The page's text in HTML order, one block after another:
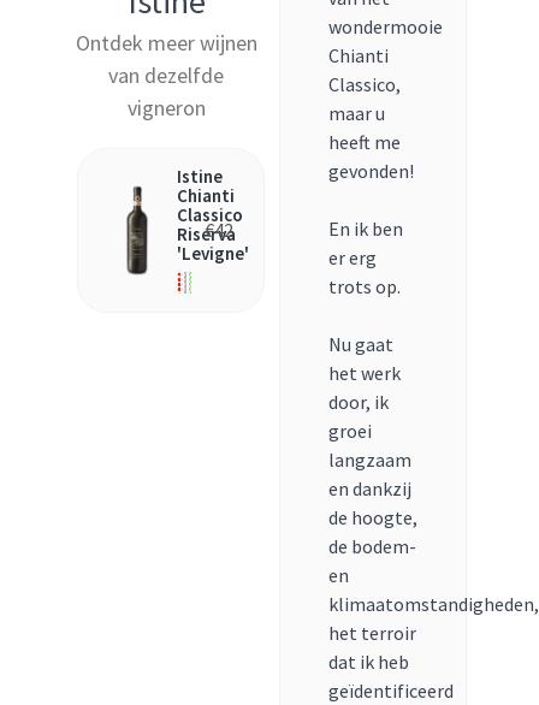
Ontdek meer wijnen
van dezelfde
vigneron
Istine
Chianti
Classico
Riserva
'Levigne'
€42
wondermooie
Chianti
Classico,
maar u
heeft me
gevonden!
En ik ben
er erg
trots op.
Nu gaat
het werk
door, ik
groei
langzaam
en dankzij
de hoogte,
de bodem-
en
klimaatomstandigheden,
het terroir
dat ik heb
geïdentificeerd